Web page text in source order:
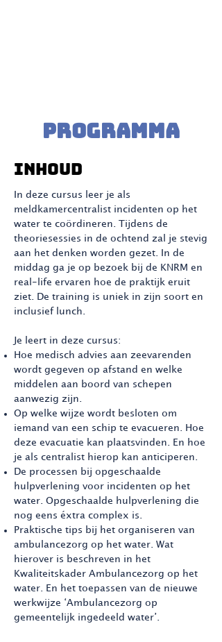
Programma
Inhoud
In deze cursus leer je als
meldkamercentralist incidenten op het
water te coördineren. Tijdens de
theoriesessies in de ochtend zal je stevig
aan het denken worden gezet. In de
middag ga je op bezoek bij de KNRM en
real-life ervaren hoe de praktijk eruit
ziet.
De training is uniek in zijn soort en
inclusief lunch.
Je leert in deze cursus:
Hoe medisch advies aan zeevarenden
wordt gegeven op afstand en welke
middelen aan boord van schepen
aanwezig zijn.
Op welke wijze wordt besloten om
iemand van een schip te evacueren. Hoe
deze evacuatie kan plaatsvinden. En hoe
je als centralist hierop kan anticiperen.
De processen bij opgeschaalde
hulpverlening voor incidenten op het
water. Opgeschaalde hulpverlening die
nog eens éxtra complex is.
Praktische tips bij het organiseren van
ambulancezorg op het water. Wat
hierover is beschreven in het
Kwaliteitskader Ambulancezorg op het
water. En het toepassen van de nieuwe
werkwijze ‘Ambulancezorg op
gemeentelijk ingedeeld water’.